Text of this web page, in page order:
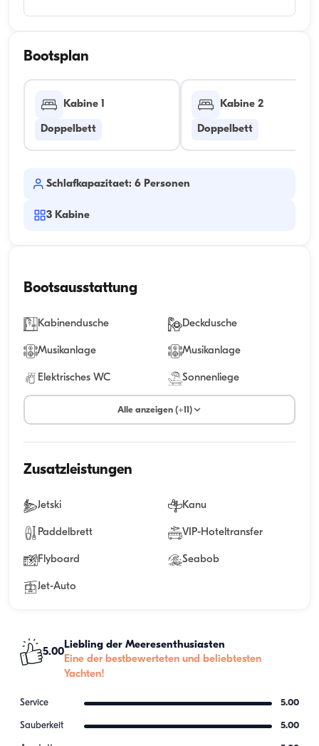
Bootsplan
Kabine 1
Doppelbett
Kabine 2
Doppelbett
Schlafkapazitaet: 6 Personen
3 Kabine
Bootsausstattung
Kabinendusche Deckdusche
Musikanlage Musikanlage
Elektrisches WC Sonnenliege
Alle anzeigen (+11)
Zusatzleistungen
Jetski Kanu
Paddelbrett VIP-Hoteltransfer
Flyboard Seabob
Jet-Auto
5.00
Liebling der Meeresenthusiasten
Eine der bestbewerteten und beliebtesten
Yachten!
Service 5.00
Sauberkeit 5.00